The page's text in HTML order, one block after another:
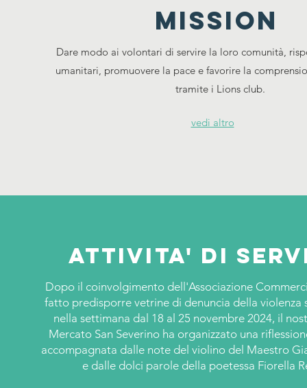
MISSION
Dare modo ai volontari di servire la loro comunità,
umanitari, promuovere la pace e favorire la
tramite i Lions club.
vedi altro
Attivita' di
Dopo il coinvolgimento dell'Associazione
fatto predisporre vetrine di denuncia della violenza
nella settimana dal 18 al 25 novembre 2024, il
Mercato San Severino ha organizzato una
accompagnata dalle note del violino del Maestro
e dalle dolci parole della poetessa Fiorella